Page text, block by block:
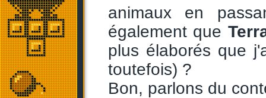
animaux en
également que
plus élaborés que
toutefois) ?
Bon, parlons du